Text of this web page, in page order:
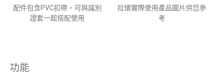
配件包含PVC扣帶，可與識別
證套一起搭配使用
拉環實際使用產品圖片供您參
考
功能